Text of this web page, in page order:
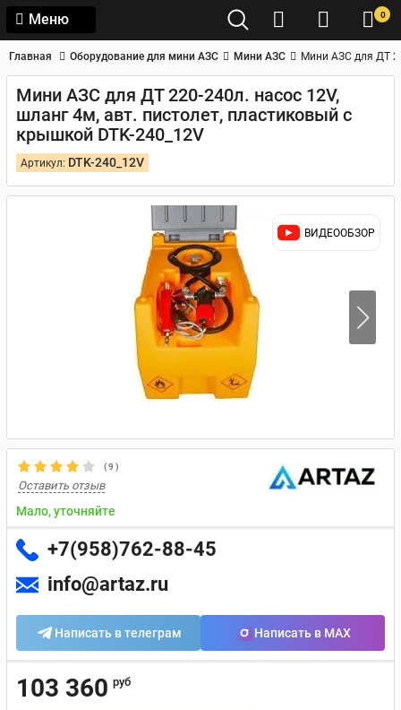
Меню 0
Главная Оборудование для мини АЗС Мини АЗС Мини АЗС для ДТ
Мини АЗС для ДТ 220-240л. насос 12V,
шланг 4м, авт. пистолет, пластиковый с
крышкой DTK-240_12V
Артикул: DTK-240_12V
ВИДЕООБЗОР
(9 )
Оставить отзыв
Мало, уточняйте
+7(958)762-88-45
info@artaz.ru
Написать в телеграм Написать в MAX
103 360 руб